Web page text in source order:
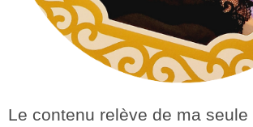
Le contenu relève de ma seule